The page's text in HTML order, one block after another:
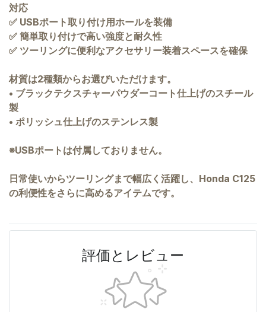
対応
✅ USBポート取り付け用ホールを装備
✅ 簡単取り付けで高い強度と耐久性
✅ ツーリングに便利なアクセサリー装着スペースを確保
材質は2種類からお選びいただけます。
• ブラックテクスチャーパウダーコート仕上げのスチール
製
• ポリッシュ仕上げのステンレス製
※USBポートは付属しておりません。
日常使いからツーリングまで幅広く活躍し、Honda C125
の利便性をさらに高めるアイテムです。
評価とレビュー